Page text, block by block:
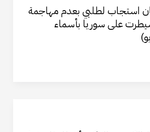
استجاب لطلبي بعدم مهاجمة
سيطرت على سوريا بأسماء